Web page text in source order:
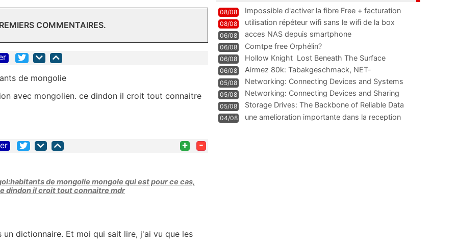
COMMENTAIRES.
de mongolie
avec mongolien. ce dindon il croit tout connaitre
+ -
de mongolie mongole qui est pour ce cas,
dindon il croit tout connaitre mdr
dictionnaire. Et moi qui sait lire, j'ai vu que les
08/08
Impossible d'activer la fibre Free + facturation
résiliation
08/08 utilisation répéteur wifi sans le wifi de la box
06/08 acces NAS depuis smartphone
06/08 Comtpe free Orphélin?
06/08 Hollow Knight  Lost Beneath The Surface
06/08
Airmez 80k: Tabakgeschmack, NET-
Technologie und Leistung im
05/08 Networking: Connecting Devices and Systems
05/08
Networking: Connecting Devices and Sharing
Information
05/08
Storage Drives: The Backbone of Reliable Data
Management
04/08
une amelioration importante dans la reception